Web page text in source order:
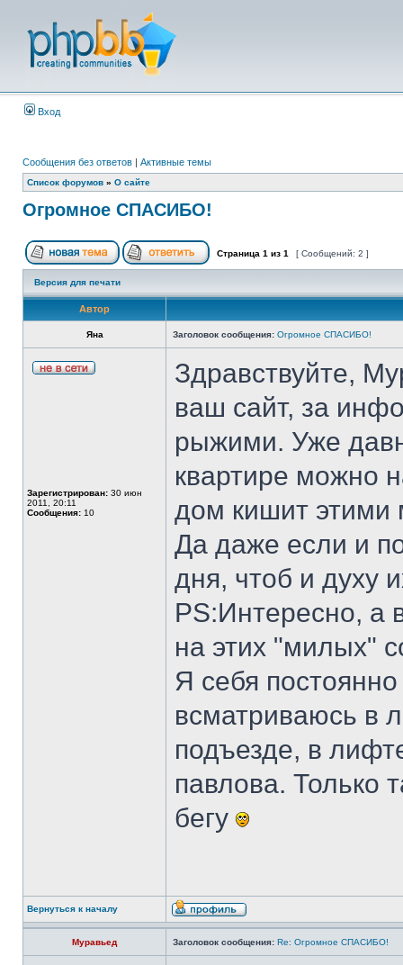
Вход
Сообщения без ответов | Активные темы
Список форумов » О сайте
Огромное СПАСИБО!
Страница 1 из 1 [ Сообщений: 2 ]
Версия для печати
Автор
Яна Заголовок сообщения: Огромное СПАСИБО!
Зарегистрирован: 30 июн
2011, 20:11
Сообщения: 10
Здравствуйте,
ваш сайт, за
рыжими. Уже
квартире можно
дом кишит этими
Да даже если и
дня, чтоб и
PS:Интересно, а
на этих "милых"
Я себя
всматриваюсь в
подъезде, в
павлова. Только
бегу
Вернуться к началу
Муравьед Заголовок сообщения: Re: Огромное СПАСИБО!